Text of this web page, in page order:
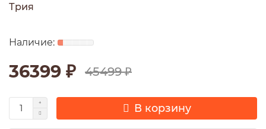
Трия
36399 ₽ 45499 ₽
В корзину